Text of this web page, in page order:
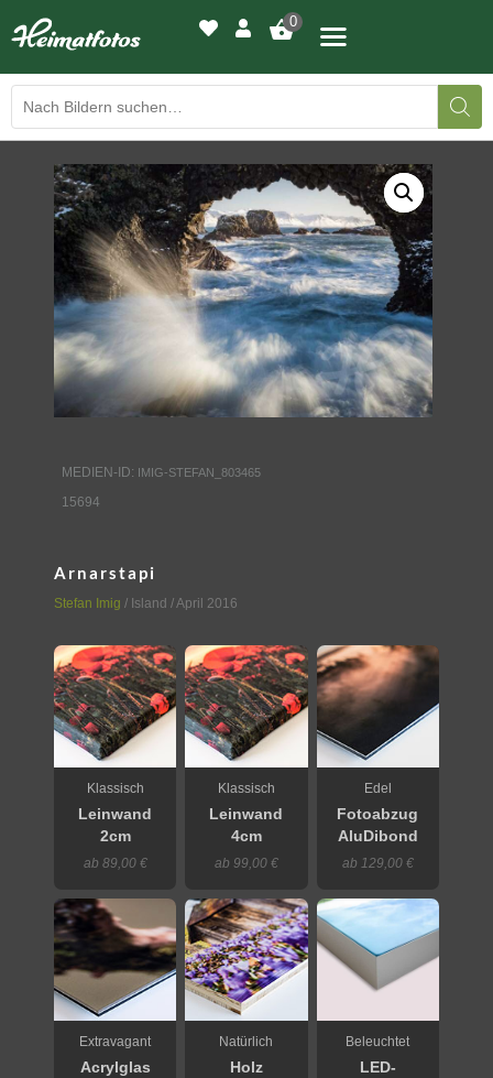
0
BILDERGALERIE
DRUCKQUALITÄTEN
LED-LEUCHTBILDER
WIR DRUCKEN IHR BILD
AUSSTELLUNGEN
KONTAKT
MEDIEN-ID: IMIG-STEFAN_803465
15694
Arnarstapi
Stefan Imig / Island / April 2016
Klassisch
Leinwand
2cm
ab 89,00 €
Klassisch
Leinwand
4cm
ab 99,00 €
Edel
Fotoabzug
AluDibond
ab 129,00 €
Extravagant
Acrylglas
Natürlich
Holz
Beleuchtet
LED-